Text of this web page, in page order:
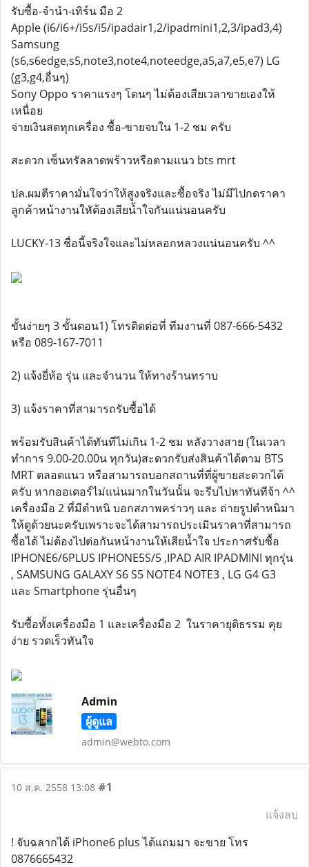
รับซื้อ-จำนำ-เทิร์น มือ 2
Apple (i6/i6+/i5s/i5/ipadair1,2/ipadmini1,2,3/ipad3,4)
Samsung
(s6,s6edge,s5,note3,note4,noteedge,a5,a7,e5,e7) LG
(g3,g4,อื่นๆ)
Sony Oppo ราคาแรงๆ โดนๆ ไม่ต้องเสียเวลาขายเองให้
เหนื่อย
จ่ายเงินสดทุกเครื่อง ซื้อ-ขายจบใน 1-2 ชม ครับ
สะดวก เซ็นทรัลลาดพร้าวหรือตามแนว bts mrt
ปล.ผมตีราคามั่นใจว่าให้สูงจริงและซื้อจริง ไม่มีไปกดราคา
ลูกค้าหน้างานใหัต้องเสียน้ำใจกันแน่นอนครับ
LUCKY-13 ชื่อนี้จริงใจและไม่หลอกหลวงแน่นอนครับ ^^
ขั้นง่ายๆ 3 ขั้นตอน1) โทรติดต่อที่ ทีมงานที่ 087-666-5432
หรือ 089-167-7011
2) แจ้งยี่ห้อ รุ่น และจำนวน ให้ทางร้านทราบ
3) แจ้งราคาที่สามารถรับซื้อได้
พร้อมรับสินค้าได้ทันทีไม่เกิน 1-2 ชม หลังวางสาย (ในเวลา
ทำการ 9.00-20.00น ทุกวัน)สะดวกรับส่งสินค้าได้ตาม BTS
MRT ตลอดแนว หรือสามารถบอกสถานที่ที่ผู้ขายสะดวกได้
ครับ หากออเดอร์ไม่แน่นมากในวันนั้น จะรีบไปหาทันทีจ้า ^^
เครื่องมือ 2 ที่มีตำหนิ บอกสภาพคร่าวๆ และ ถ่ายรูปตำหนิมา
ให้ดูด้วยนะครับเพราะจะได้สามารถประเมินราคาที่สามารถ
ซื้อได้ ไม่ต้องไปต่อกันหน้างานให้เสียน้ำใจ ประกาศรับซื้อ
IPHONE6/6PLUS IPHONE5S/5 ,IPAD AIR IPADMINI ทุกรุ่น
, SAMSUNG GALAXY S6 S5 NOTE4 NOTE3 , LG G4 G3
และ Smartphone รุ่นอื่นๆ
รับซื้อทั้งเครื่องมือ 1 และเครื่องมือ 2 ในราคายุติธรรม คุย
ง่าย รวดเร็วทันใจ
Admin
ผู้ดูแล
admin@webto.com
10 ส.ค. 2558 13:08 #1
แจ้งลบ
! จับฉลากได้ iPhone6 plus ได้แถมมา จะขาย โทร
0876665432